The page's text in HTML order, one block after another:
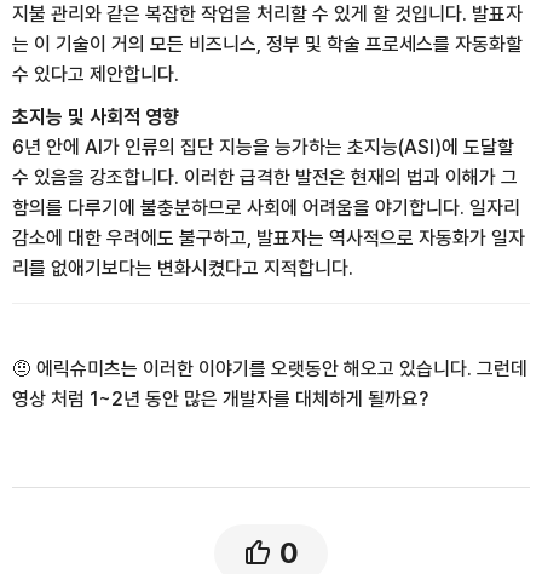
지불 관리와 같은 복잡한 작업을 처리할 수 있게 할 것입니다. 발표자
는 이 기술이 거의 모든 비즈니스, 정부 및 학술 프로세스를 자동화할
수 있다고 제안합니다.
초지능 및 사회적 영향
6년 안에 AI가 인류의 집단 지능을 능가하는 초지능(ASI)에 도달할
수 있음을 강조합니다. 이러한 급격한 발전은 현재의 법과 이해가 그
함의를 다루기에 불충분하므로 사회에 어려움을 야기합니다. 일자리
감소에 대한 우려에도 불구하고, 발표자는 역사적으로 자동화가 일자
리를 없애기보다는 변화시켰다고 지적합니다.
🤨 에릭슈미츠는 이러한 이야기를 오랫동안 해오고 있습니다. 그런데
영상 처럼 1~2년 동안 많은 개발자를 대체하게 될까요?
0